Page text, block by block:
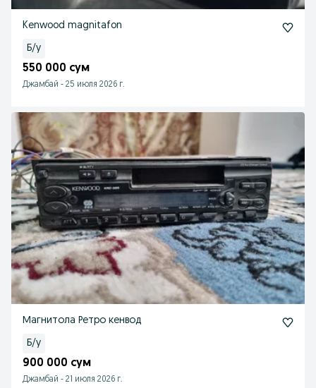
Kenwood magnitafon
Б/у
550 000 сум
Джамбай - 25 июля 2026 г.
Магнитола Ретро кенвод
Б/у
900 000 сум
Джамбай - 21 июля 2026 г.